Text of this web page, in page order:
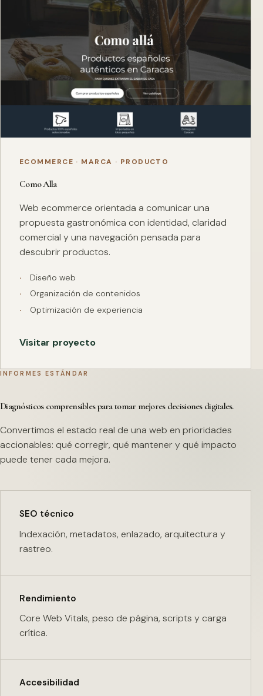
ECOMMERCE · MARCA · PRODUCTO
Como Alla
Web ecommerce orientada a comunicar una
propuesta gastronómica con identidad, claridad
comercial y una navegación pensada para
descubrir productos.
Diseño web
Organización de contenidos
Optimización de experiencia
Visitar proyecto
INFORMES ESTÁNDAR
Diagnósticos comprensibles para tomar mejores decisiones digitales.
Convertimos el estado real de una web en prioridades
accionables: qué corregir, qué mantener y qué impacto
puede tener cada mejora.
SEO técnico
Indexación, metadatos, enlazado, arquitectura y
rastreo.
Rendimiento
Core Web Vitals, peso de página, scripts y carga
crítica.
Accesibilidad